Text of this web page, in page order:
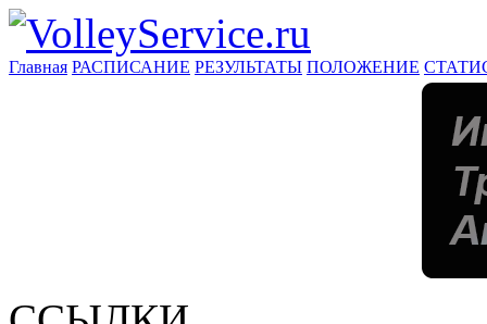
Главная РАСПИСАНИЕ РЕЗУЛЬТАТЫ ПОЛОЖЕНИЕ